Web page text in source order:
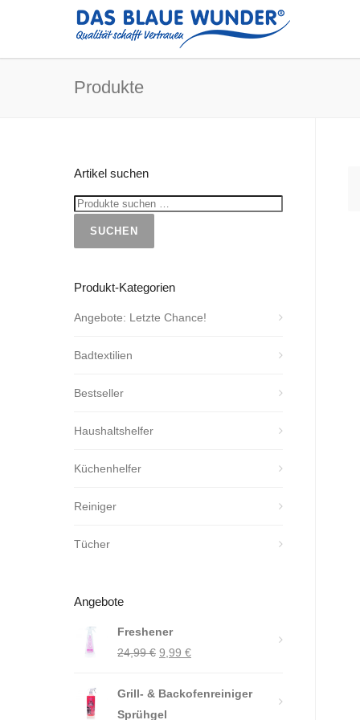
Produkte
Artikel suchen
SUCHEN
Produkt-Kategorien
Angebote: Letzte Chance!
Badtextilien
Bestseller
Haushaltshelfer
Küchenhelfer
Reiniger
Tücher
Angebote
Freshener
24,99€ Ursprünglicher
war:
24,99 €
9,99 €Aktueller
ist:
Grill- & Backofenreiniger
Sprühgel